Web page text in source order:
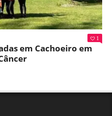
1
em Cachoeiro em